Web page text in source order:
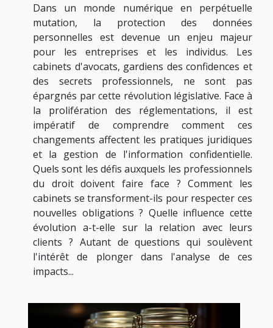
Dans un monde numérique en perpétuelle
mutation, la protection des données
personnelles est devenue un enjeu majeur
pour les entreprises et les individus. Les
cabinets d'avocats, gardiens des confidences et
des secrets professionnels, ne sont pas
épargnés par cette révolution législative. Face à
la prolifération des réglementations, il est
impératif de comprendre comment ces
changements affectent les pratiques juridiques
et la gestion de l'information confidentielle.
Quels sont les défis auxquels les professionnels
du droit doivent faire face ? Comment les
cabinets se transforment-ils pour respecter ces
nouvelles obligations ? Quelle influence cette
évolution a-t-elle sur la relation avec leurs
clients ? Autant de questions qui soulèvent
l'intérêt de plonger dans l'analyse de ces
impacts...